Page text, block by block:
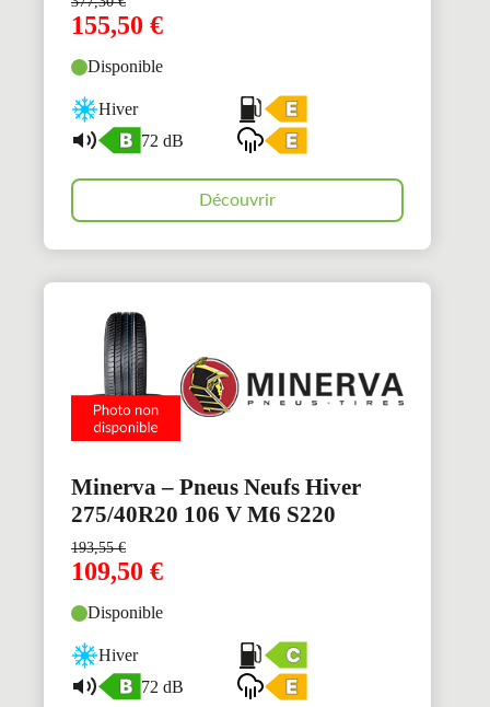
155,50 €
Disponible
Hiver
72 dB
Découvrir
Minerva – Pneus Neufs Hiver
275/40R20 106 V M6 S220
193,55€
109,50 €
Disponible
Hiver
72 dB